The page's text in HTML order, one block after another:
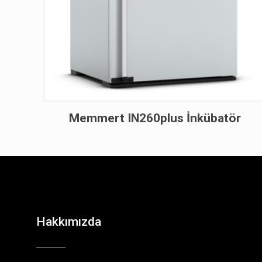
Memmert IN260plus İnkübatör
Hakkımızda